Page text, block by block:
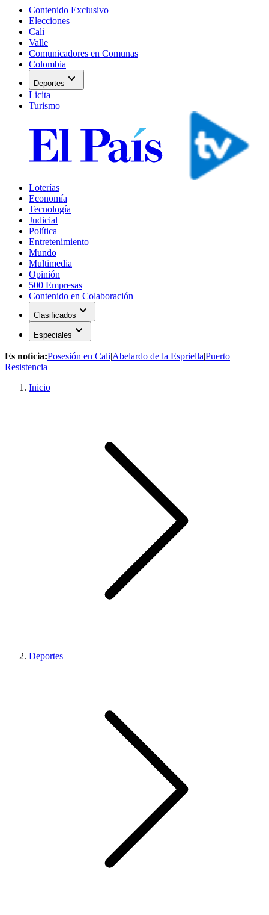
Contenido Exclusivo
Elecciones
Cali
Valle
Comunicadores en Comunas
Colombia
Deportes expand_more
Licita
Turismo
Loterías
Economía
Tecnología
Judicial
Política
Entretenimiento
Mundo
Multimedia
Opinión
500 Empresas
Contenido en Colaboración
Clasificados expand_more
Especiales expand_more
Es noticia:Posesión en Cali|Abelardo de la Espriella|Puerto
Resistencia
Inicio
Deportes